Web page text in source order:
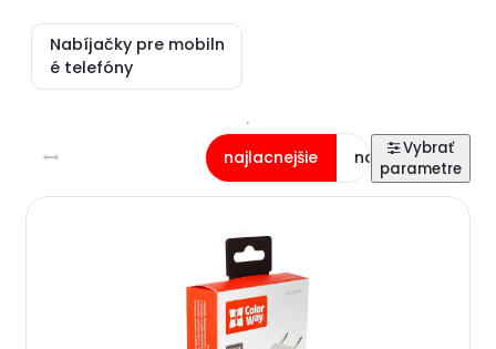
Nabíjačky pre mobiln
é telefóny
najlacnejšie najdrahšie